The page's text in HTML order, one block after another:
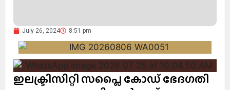
July 26, 2024 8:51 pm
ഇലക്ട്രിസിറ്റി സപ്ലൈ കോഡ് ഭേദഗതി